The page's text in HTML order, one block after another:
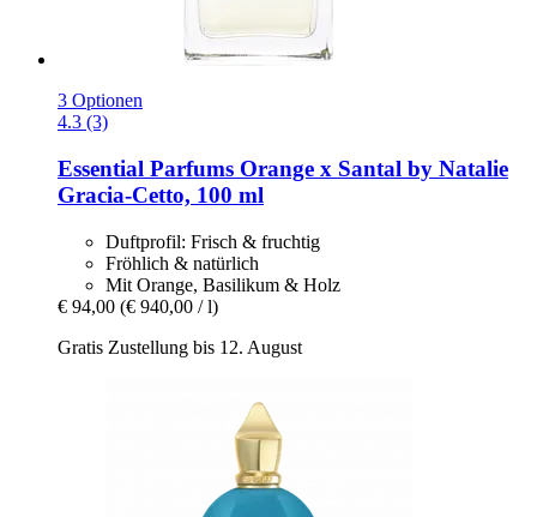
3 Optionen
4.3 (3)
Essential Parfums Orange x Santal by Natalie
Gracia-​Cetto, 100 ml
Duftprofil: Frisch & fruchtig
Fröhlich & natürlich
Mit Orange, Basilikum & Holz
€ 94,00 (€ 940,00 / l)
Gratis Zustellung bis 12. August